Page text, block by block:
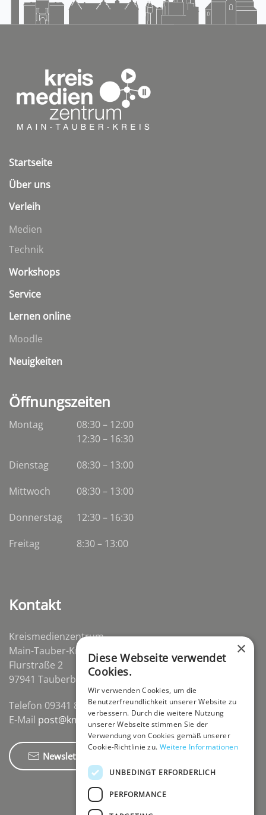
Startseite
Über uns
Verleih
Medien
Technik
Workshops
Service
Lernen online
Moodle
Neuigkeiten
Öffnungszeiten
Montag
08:30 – 12:00
12:30 – 16:30
Dienstag
08:30– 13:00
Mittwoch
08:30– 13:00
Donnerstag
12:30 – 16:30
Freitag
8:30 – 13:00
Kontakt
Kreismedienzentrum
Main-Tauber-Kreis
Flurstraße 2
97941 Tauberbischofsheim-Distelhausen
Telefon 09341 84670
E-Mail post@kmz-tbb.de
Newsletter
×
Diese Webseite verwendet
Cookies.
Wir verwenden Cookies, um die
Benutzerfreundlichkeit unserer Website zu
verbessern. Durch die weitere Nutzung
unserer Webseite stimmen Sie der
Verwendung von Cookies gemäß unserer
Cookie-Richtlinie zu. Weitere Informationen
UNBEDINGT ERFORDERLICH
PERFORMANCE